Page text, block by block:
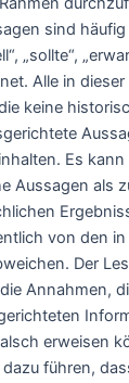
sind
„sollte“,
Alle in
keine
Es
Aussagen als
von den
Der
Annahmen,
erweisen
führen,